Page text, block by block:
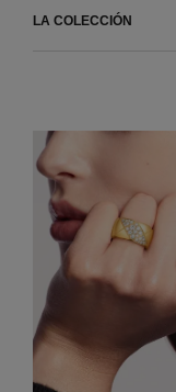
LA COLECCIÓN